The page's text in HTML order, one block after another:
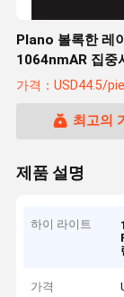
Plano 볼록한 레
1064nmAR 집중
가격：USD44.5/
최고의
제품 설명
하이 라이트
가격